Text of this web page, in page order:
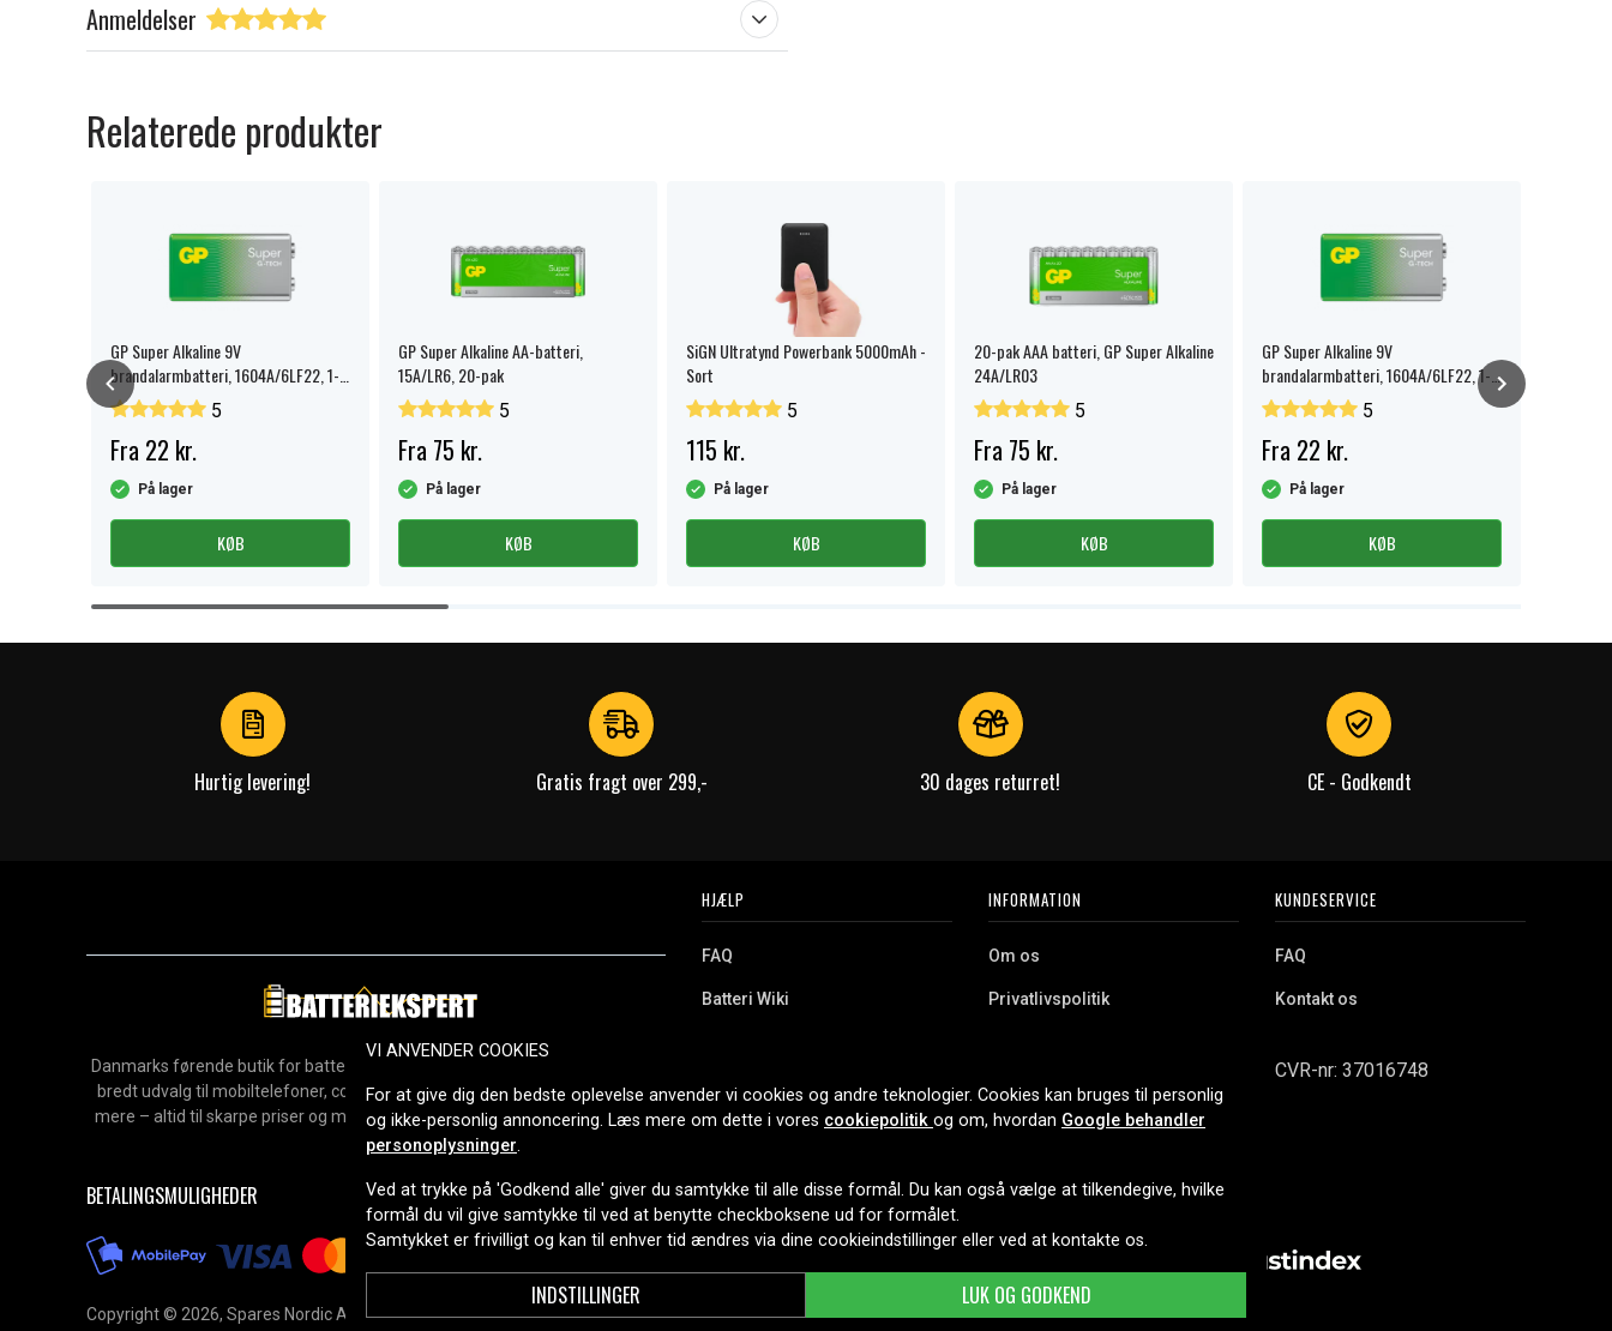
Anmeldelser
Relaterede produkter
GP Super Alkaline 9V
brandalarmbatteri, 1604A/6LF22, 1-
pak.
5
Fra 22 kr.
På lager
KØB
GP Super Alkaline AA-batteri,
15A/LR6, 20-pak
5
Fra 75 kr.
På lager
KØB
SiGN Ultratynd Powerbank 5000mAh -
Sort
5
115 kr.
På lager
KØB
20-pak AAA batteri, GP Super Alkaline
24A/LR03
5
Fra 75 kr.
På lager
KØB
GP Super Alkaline 9V
brandalarmbatteri, 1604A/6LF22, 1-
pak.
5
Fra 22 kr.
På lager
KØB
Item
Hurtig levering! Gratis fragt over 299,- 30 dages returret! CE - Godkendt
Danmarks førende butik for batterier, opladere og reservedele. Vi tilbyder et
bredt udvalg til mobiltelefoner, computere, værktøj, husholdning og meget
mere – altid til skarpe priser og med hurtig levering. Sikker nethandel siden
2006.
HJÆLP
FAQ
Batteri Wiki
Erhvervskunde
INFORMATION
Om os
Privatlivspolitik
Cookies
KUNDESERVICE
FAQ
Kontakt os
CVR-nr: 37016748
BETALINGSMULIGHEDER LEVERINGSMULIGHEDER
Copyright © 2026, Spares Nordic AB
VI ANVENDER COOKIES
For at give dig den bedste oplevelse anvender vi cookies og andre teknologier. Cookies kan bruges til personlig
og ikke-personlig annoncering. Læs mere om dette i vores cookiepolitik og om, hvordan Google behandler
personoplysninger.
Ved at trykke på 'Godkend alle' giver du samtykke til alle disse formål. Du kan også vælge at tilkendegive, hvilke
formål du vil give samtykke til ved at benytte checkboksene ud for formålet.
Samtykket er frivilligt og kan til enhver tid ændres via dine cookieindstillinger eller ved at kontakte os.
INDSTILLINGER LUK OG GODKEND